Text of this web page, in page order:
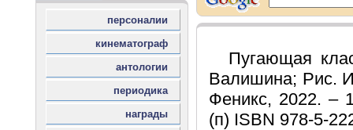
Пугающая
Валишина; Рис.
Феникс, 2022. –
(п) ISBN 978-5-